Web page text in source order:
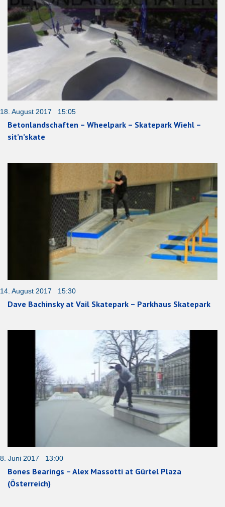
18. August 2017 15:05
Betonlandschaften – Wheelpark – Skatepark Wiehl –
sit’n’skate
14. August 2017 15:30
Dave Bachinsky at Vail Skatepark – Parkhaus Skatepark
8. Juni 2017 13:00
Bones Bearings – Alex Massotti at Gürtel Plaza
(Österreich)